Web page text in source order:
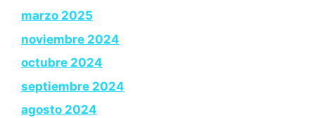
marzo 2025
noviembre 2024
octubre 2024
septiembre 2024
agosto 2024